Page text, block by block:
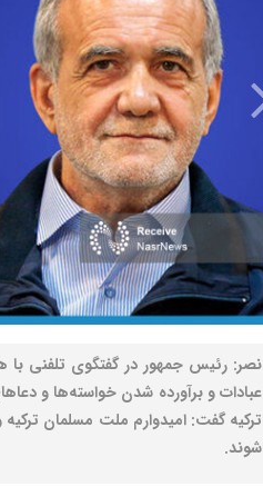
نصر: رئیس جمهور در گفتگوی تلفنی با
عبادات و برآورده شدن خواسته‌ها و
ترکیه گفت: امیدوارم ملت مسلمان
شوند.